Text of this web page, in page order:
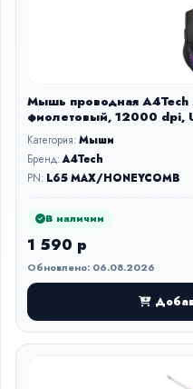
Мышь проводная
фиолетовый, 12000 dpi,
Категория:Мыши
Бренд:A4Tech
PN: L65 MAX/HONEYCOMB
В наличии
1 590 р
Обновлено: 06.08.2026